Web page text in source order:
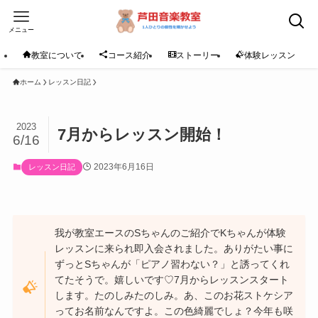
メニュー
教室について コース紹介 ストーリー 体験レッスン
ホーム レッスン日記
7月からレッスン開始！
2023
6/16
レッスン日記 2023年6月16日
我が教室エースのSちゃんのご紹介でKちゃんが体験
レッスンに来られ即入会されました。ありがたい事に
ずっとSちゃんが「ピアノ習わない？」と誘ってくれ
てたそうで。嬉しいです♡7月からレッスンスタート
します。たのしみたのしみ。あ、このお花ストケシア
ってお名前なんですよ。この色綺麗でしょ？今年も咲